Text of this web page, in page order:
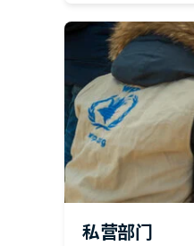
私营部门